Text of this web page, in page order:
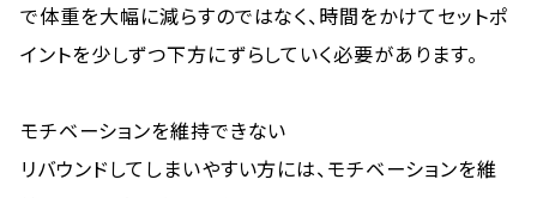
で体重を大幅に減らすのではなく、時間をかけてセットポ
イントを少しずつ下方にずらしていく必要があります。
モチベーションを維持できない
リバウンドしてしまいやすい方には、モチベーションを維